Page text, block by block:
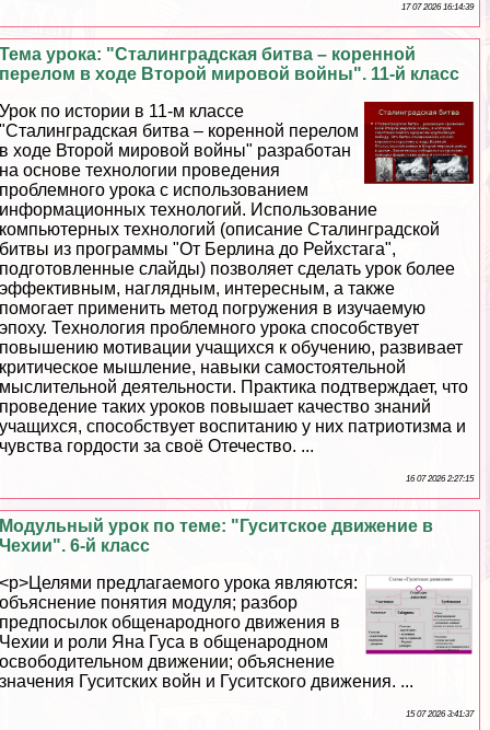
17 07 2026 16:14:39
Тема урока: "Сталинградская битва – коренной
перелом в ходе Второй мировой войны". 11-й класс
Урок по истории в 11-м классе
"Сталинградская битва – коренной перелом
в ходе Второй мировой войны" разработан
на основе технологии проведения
проблемного урока с использованием
информационных технологий. Использование
компьютерных технологий (описание Сталинградской
битвы из программы "От Берлина до Рейхстага",
подготовленные слайды) позволяет сделать урок более
эффективным, наглядным, интересным, а также
помогает применить метод погружения в изучаемую
эпоху. Технология проблемного урока способствует
повышению мотивации учащихся к обучению, развивает
критическое мышление, навыки самостоятельной
мыслительной деятельности. Пpaктика подтверждает, что
проведение таких уроков повышает качество знаний
учащихся, способствует воспитанию у них патриотизма и
чувства гордости за своё Отечество. ...
16 07 2026 2:27:15
Модульный урок по теме: "Гуситское движение в
Чехии". 6-й класс
<p>Целями предлагаемого урока являются:
объяснение понятия модуля; разбор
предпосылок общенародного движения в
Чехии и роли Яна Гуса в общенародном
освободительном движении; объяснение
значения Гуситских войн и Гуситского движения. ...
15 07 2026 3:41:37